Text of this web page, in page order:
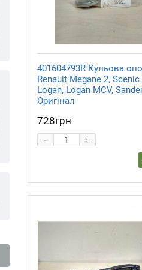
401604793R Кульова
Renault Megane 2, Scenic
Logan, Logan MCV,
Оригінал
728грн
+
-